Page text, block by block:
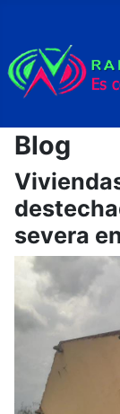
Blog
severa